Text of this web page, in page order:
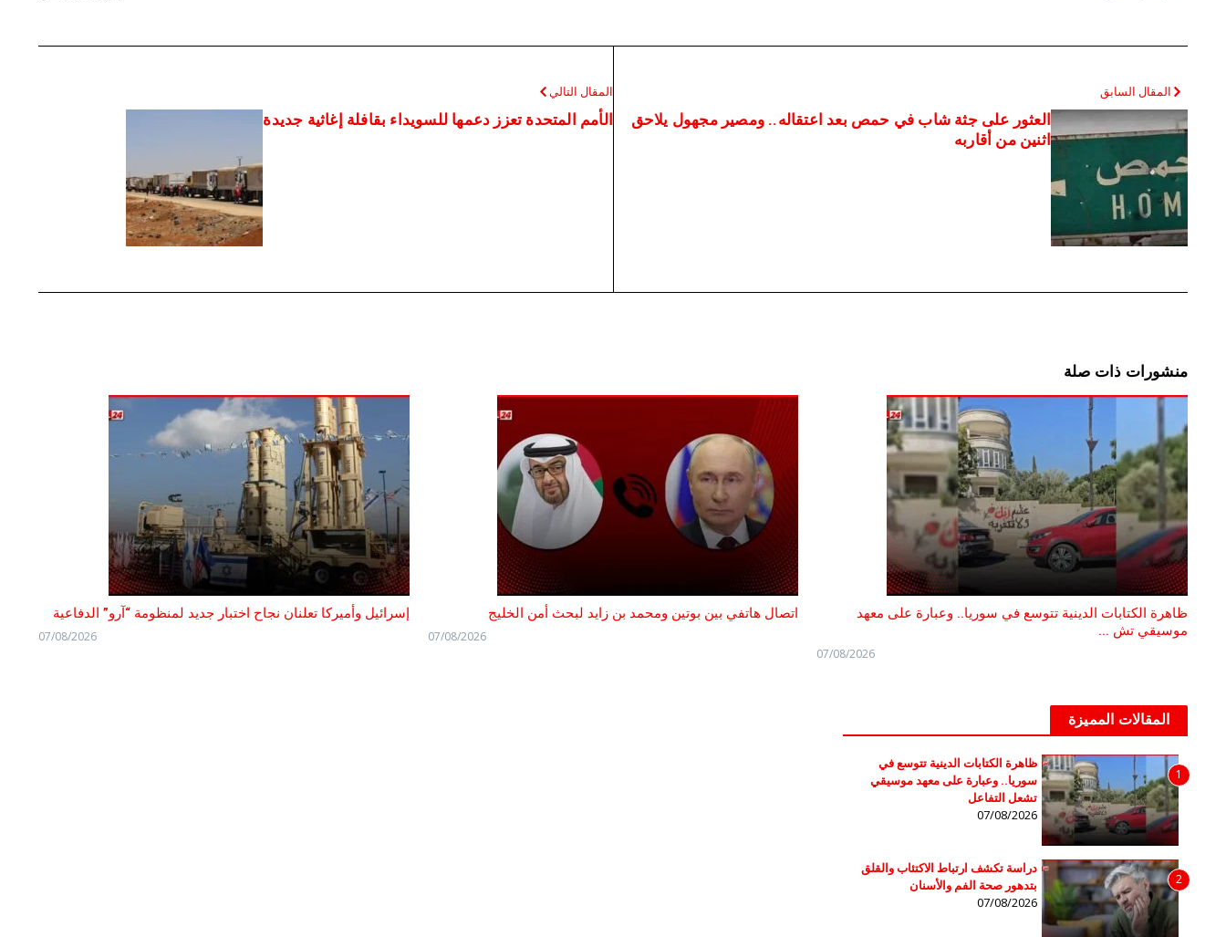
المقال السابق
العثور على جثة شاب في حمص بعد اعتقاله.. ومصير مجهول يلاحق
اثنين من أقاربه
المقال التالي
الأمم المتحدة تعزز دعمها للسويداء بقافلة إغاثية جديدة
منشورات ذات صلة
ظاهرة الكتابات الدينية تتوسع في سوريا.. وعبارة على معهد
موسيقي تش ...
07/08/2026
اتصال هاتفي بين بوتين ومحمد بن زايد لبحث أمن الخليج
07/08/2026
إسرائيل وأميركا تعلنان نجاح اختبار جديد لمنظومة “آرو” الدفاعية
07/08/2026
المقالات المميزة
1
ظاهرة الكتابات الدينية تتوسع في
سوريا.. وعبارة على معهد موسيقي
تشعل التفاعل
07/08/2026
2
دراسة تكشف ارتباط الاكتئاب والقلق
بتدهور صحة الفم والأسنان
07/08/2026